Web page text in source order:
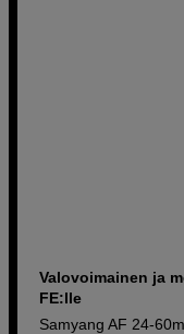
Valovoimainen ja
FE:lle
Samyang AF 24-